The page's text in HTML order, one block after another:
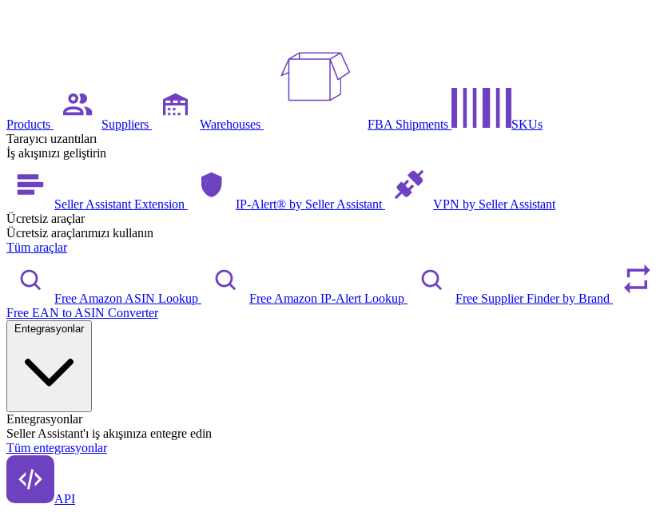
Products Suppliers Warehouses FBA Shipments
SKUs
Tarayıcı uzantıları
İş akışınızı geliştirin
Seller Assistant Extension IP-Alert® by Seller Assistant
VPN by Seller Assistant
Ücretsiz araçlar
Ücretsiz araçlarımızı kullanın
Tüm araçlar
Free Amazon ASIN Lookup Free Amazon IP-Alert Lookup Free Supplier Finder by Brand
Free EAN to ASIN Converter
Entegrasyonlar
Entegrasyonlar
Seller Assistant'ı iş akışınıza entegre edin
Tüm entegrasyonlar
API